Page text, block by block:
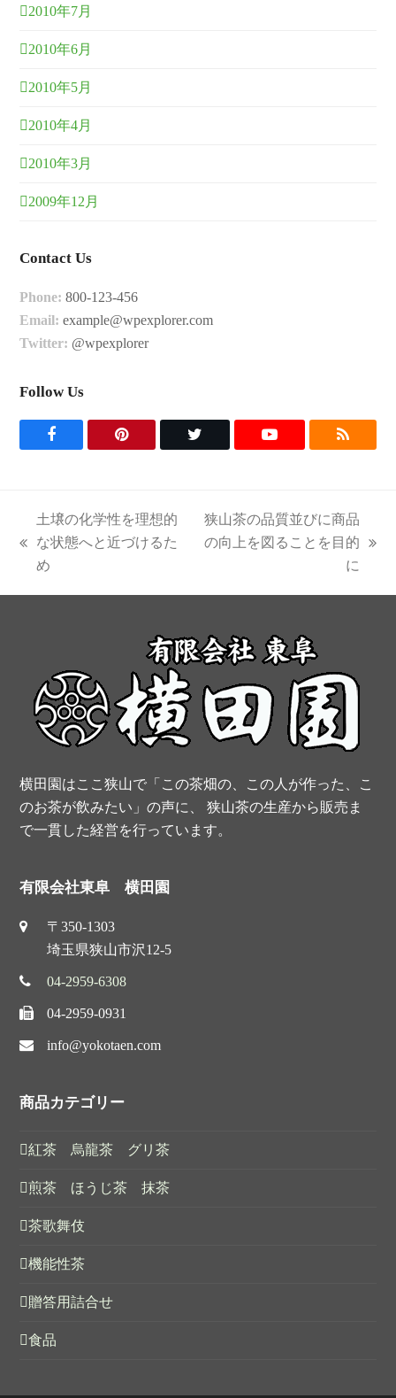
2010年7月
2010年6月
2010年5月
2010年4月
2010年3月
2009年12月
Contact Us
Phone: 800-123-456
Email: example@wpexplorer.com
Twitter: @wpexplorer
Follow Us
F
c
e
o
P
n
t
r
T
e
Y
u
t
b
R
S
previous
post:
土壌の化学性を理想的
な状態へと近づけるた
め
next
狭山茶の品質並びに商品
の向上を図ることを目的
に
横田園はここ狭山で「この茶畑の、この人が作った、こ
のお茶が飲みたい」の声に、 狭山茶の生産から販売ま
で一貫した経営を行っています。
有限会社東阜 横田園
〒350-1303
埼玉県狭山市沢12-5
04-2959-6308
04-2959-0931
info@yokotaen.com
商品カテゴリー
紅茶 烏龍茶 グリ茶
煎茶 ほうじ茶 抹茶
茶歌舞伎
機能性茶
贈答用詰合せ
食品